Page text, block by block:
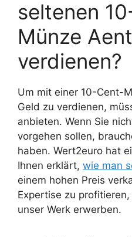
seltenen
Münze
verdienen?
Um mit einer 10-Cent-
Geld zu verdienen,
anbieten. Wenn Sie
vorgehen sollen,
haben. Wert2euro hat
Ihnen erklärt, wie man
einem hohen Preis
Expertise zu
unser Werk erwerben.